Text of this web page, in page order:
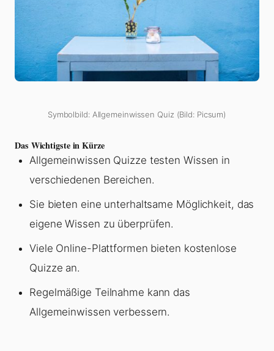
Symbolbild: Allgemeinwissen Quiz (Bild: Picsum)
Das Wichtigste in Kürze
Allgemeinwissen Quizze testen Wissen in
verschiedenen Bereichen.
Sie bieten eine unterhaltsame Möglichkeit, das
eigene Wissen zu überprüfen.
Viele Online-Plattformen bieten kostenlose
Quizze an.
Regelmäßige Teilnahme kann das
Allgemeinwissen verbessern.